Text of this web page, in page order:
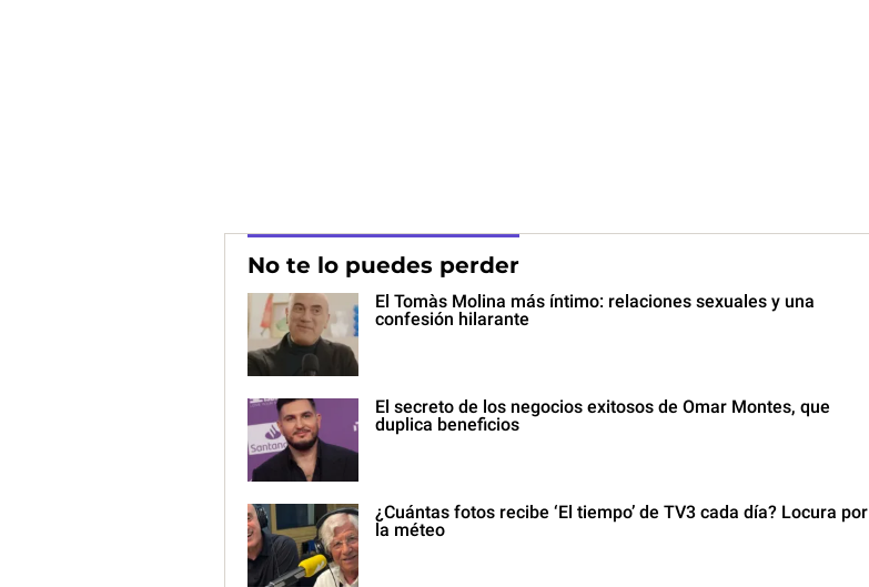
No te lo puedes perder
El Tomàs Molina más íntimo: relaciones sexuales y una
confesión hilarante
El secreto de los negocios exitosos de Omar Montes, que
duplica beneficios
¿Cuántas fotos recibe ‘El tiempo’ de TV3 cada día? Locura por
la méteo